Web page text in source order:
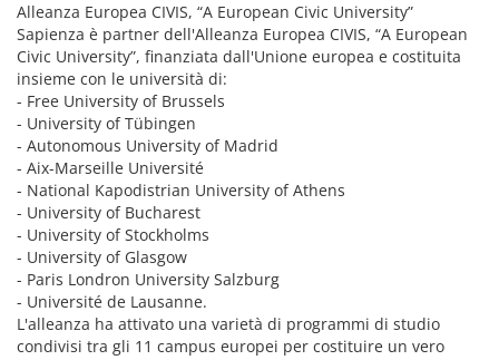
Alleanza Europea CIVIS, “A European Civic University”
Sapienza è partner dell'Alleanza Europea CIVIS, “A European
Civic University”, finanziata dall'Unione europea e costituita
insieme con le università di:
- Free University of Brussels
- University of Tübingen
- Autonomous University of Madrid
- Aix-Marseille Université
- National Kapodistrian University of Athens
- University of Bucharest
- University of Stockholms
- University of Glasgow
- Paris Londron University Salzburg
- Université de Lausanne.
L'alleanza ha attivato una varietà di programmi di studio
condivisi tra gli 11 campus europei per costituire un vero